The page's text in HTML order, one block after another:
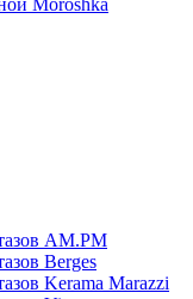
Moroshka
AM.PM
Berges
Kerama Marazzi